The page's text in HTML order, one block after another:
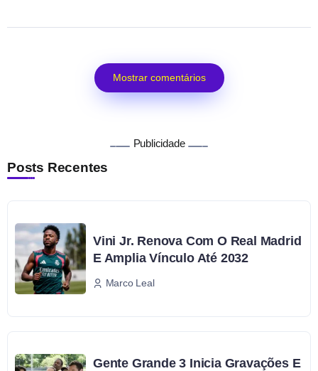
Mostrar comentários
Publicidade
Posts Recentes
Vini Jr. Renova Com O Real Madrid
E Amplia Vínculo Até 2032
Marco Leal
Gente Grande 3 Inicia Gravações E